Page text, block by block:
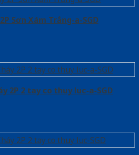
Sơn Xám Trắng-a-SGD
2P 2 tay co thuy luc-a-SGD